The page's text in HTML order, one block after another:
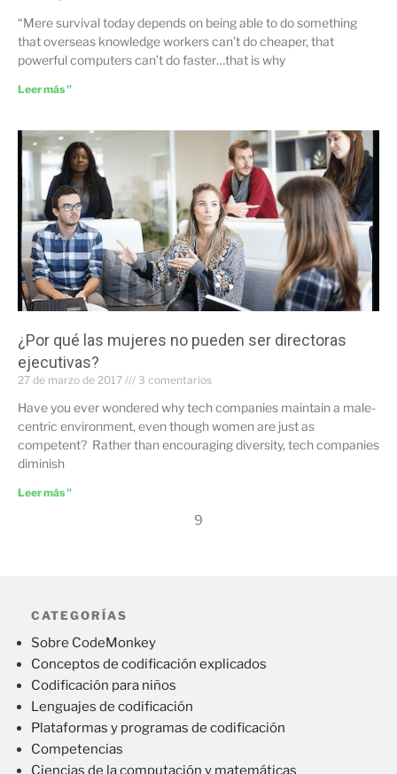
“Mere survival today depends on being able to do something
that overseas knowledge workers can’t do cheaper, that
powerful computers can’t do faster…that is why
Leer más "
¿Por qué las mujeres no pueden ser directoras
ejecutivas?
27 de marzo de 2017 3 comentarios
Have you ever wondered why tech companies maintain a male-
centric environment, even though women are just as
competent? Rather than encouraging diversity, tech companies
diminish
Leer más "
9
CATEGORÍAS
Sobre CodeMonkey
Conceptos de codificación explicados
Codificación para niños
Lenguajes de codificación
Plataformas y programas de codificación
Competencias
Ciencias de la computación y matemáticas